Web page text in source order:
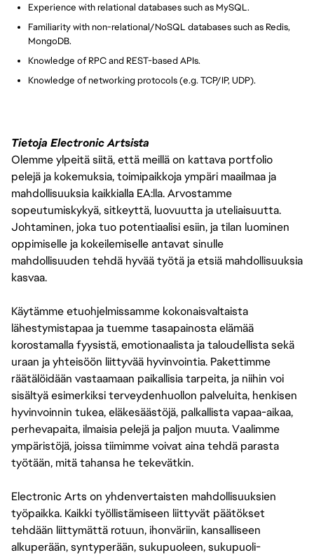
Experience with relational databases such as MySQL.
Familiarity with non-relational/NoSQL databases such as Redis,
MongoDB.
Knowledge of RPC and REST-based APIs.
Knowledge of networking protocols (e.g. TCP/IP, UDP).
Tietoja Electronic Artsista
Olemme ylpeitä siitä, että meillä on kattava portfolio
pelejä ja kokemuksia, toimipaikkoja ympäri maailmaa ja
mahdollisuuksia kaikkialla EA:lla. Arvostamme
sopeutumiskykyä, sitkeyttä, luovuutta ja uteliaisuutta.
Johtaminen, joka tuo potentiaalisi esiin, ja tilan luominen
oppimiselle ja kokeilemiselle antavat sinulle
mahdollisuuden tehdä hyvää työtä ja etsiä mahdollisuuksia
kasvaa.
Käytämme etuohjelmissamme kokonaisvaltaista
lähestymistapaa ja tuemme tasapainosta elämää
korostamalla fyysistä, emotionaalista ja taloudellista sekä
uraan ja yhteisöön liittyvää hyvinvointia. Pakettimme
räätälöidään vastaamaan paikallisia tarpeita, ja niihin voi
sisältyä esimerkiksi terveydenhuollon palveluita, henkisen
hyvinvoinnin tukea, eläkesäästöjä, palkallista vapaa-aikaa,
perhevapaita, ilmaisia pelejä ja paljon muuta. Vaalimme
ympäristöjä, joissa tiimimme voivat aina tehdä parasta
työtään, mitä tahansa he tekevätkin.
Electronic Arts on yhdenvertaisten mahdollisuuksien
työpaikka. Kaikki työllistämiseen liittyvät päätökset
tehdään liittymättä rotuun, ihonväriin, kansalliseen
alkuperään, syntyperään, sukupuoleen, sukupuoli-